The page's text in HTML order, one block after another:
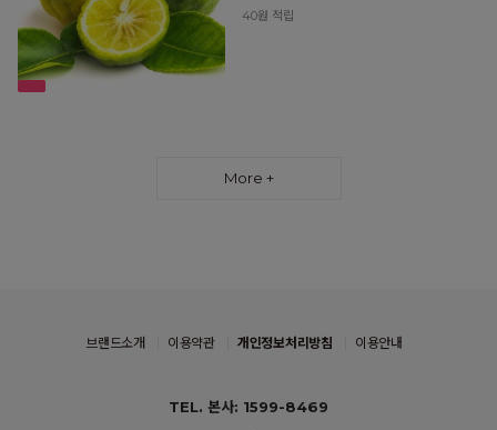
40원 적립
More +
브랜드소개 이용약관 개인정보처리방침 이용안내
TEL. 본사: 1599-8469